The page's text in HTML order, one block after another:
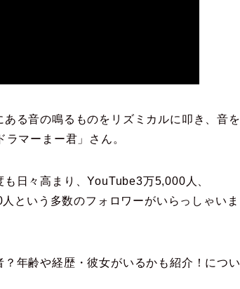
る音の鳴るものをリズミカルに叩き、音を
マーまー君」さん。
日々高まり、YouTube3万5,000人、
という多数のフォロワーがいらっしゃいま
年齢や経歴・彼女がいるかも紹介！につい